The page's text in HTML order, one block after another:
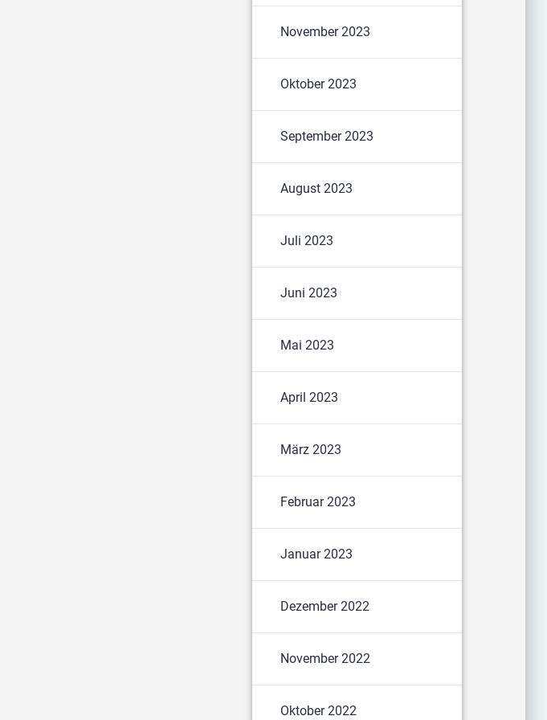
November 2023
Oktober 2023
September 2023
August 2023
Juli 2023
Juni 2023
Mai 2023
April 2023
März 2023
Februar 2023
Januar 2023
Dezember 2022
November 2022
Oktober 2022